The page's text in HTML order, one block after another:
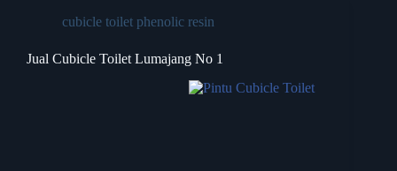
cubicle toilet phenolic resin
Jual Cubicle Toilet Lumajang No 1